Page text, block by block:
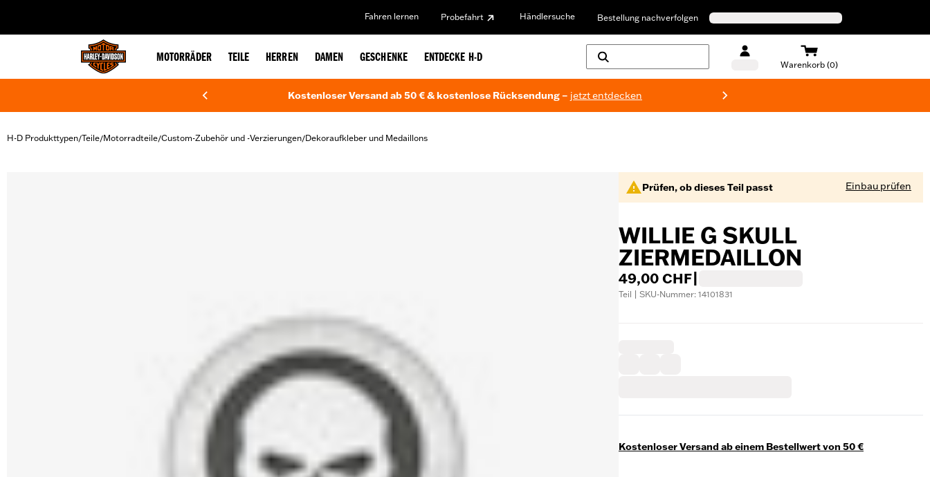
Fahren lernen Probefahrt Händlersuche Bestellung nachverfolgen
MOTORRÄDER TEILE HERREN DAMEN GESCHENKE ENTDECKE H-D
Warenkorb (0)
Kostenloser Versand ab 50 € & kostenlose Rücksendung – jetzt entdecken
H-D Produkttypen/Teile/Motorradteile/Custom-Zubehör und -Verzierungen/Dekoraufkleber und Medaillons
Prüfen, ob dieses Teil passt Einbau prüfen
WILLIE G SKULL
ZIERMEDAILLON
49,00 CHF
Teil | SKU-Nummer: 14101831
Kostenloser Versand ab einem Bestellwert von 50 €